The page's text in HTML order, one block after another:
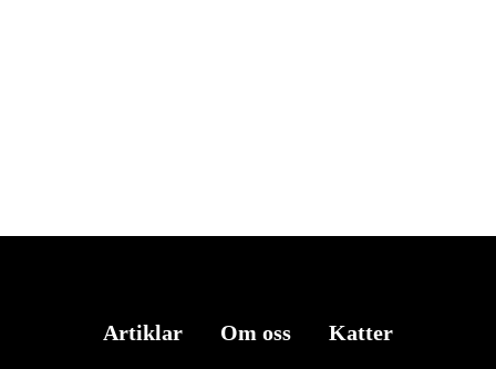
Artiklar Om oss
Katter